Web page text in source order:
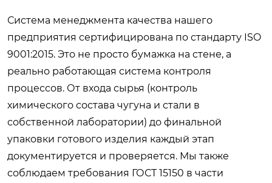
Система менеджмента качества нашего
предприятия сертифицирована по стандарту ISO
9001:2015. Это не просто бумажка на стене, а
реально работающая система контроля
процессов. От входа сырья (контроль
химического состава чугуна и стали в
собственной лаборатории) до финальной
упаковки готового изделия каждый этап
документируется и проверяется. Мы также
соблюдаем требования ГОСТ 15150 в части